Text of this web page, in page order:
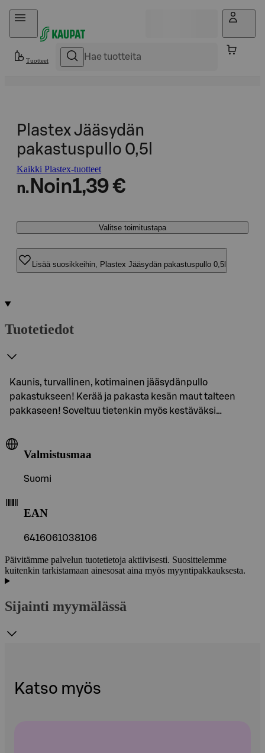
Hyppää sisältöön
Tuotteet
Plastex Jääsydän
pakastuspullo 0,5l
Kaikki Plastex-tuotteet
n. Noin1,39 €
Valitse toimitustapa
Lisää suosikkeihin, Plastex Jääsydän pakastuspullo 0,5l
Tuotetiedot
Kaunis, turvallinen, kotimainen jääsydänpullo
pakastukseen! Kerää ja pakasta kesän maut talteen
pakkaseen! Soveltuu tietenkin myös kestäväksi…
Valmistusmaa
Suomi
EAN
6416061038106
Päivitämme palvelun tuotetietoja aktiivisesti. Suosittelemme
kuitenkin tarkistamaan ainesosat aina myös myyntipakkauksesta.
Sijainti myymälässä
Katso myös